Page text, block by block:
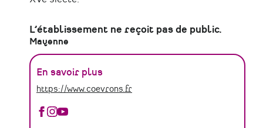
L’établissement ne reçoit pas de public.
Mayenne
En savoir plus
https://www.coevrons.fr
Communauté
Communauté